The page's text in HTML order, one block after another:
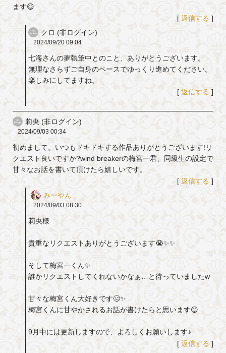
ます😋
[ 返信する ]
クロ (非ログイン)
2024/09/20 09:04
七海さんの夢執筆中とのこと、ありがとうございます。
無理なさらずご自身のペースでゆっくり進めてください。
楽しみにしてますね。
[ 返信する ]
莉央 (非ログイン)
2024/09/03 00:34
初めまして。いつもドキドキする作品ありがとうございます!リ
クエスト良いですか?wind breakerの梅宮一君、同級生の設定で
甘々なお話を書いて頂けたら嬉しいです。
[ 返信する ]
みーやん
2024/09/03 08:30
莉央様
貴重なリクエストありがとうございます😭✨✨
そして梅宮一くん✨
誰かリクエストしてくれないかなぁ…と待っていましたw
甘々な梅宮くん大好きです🥴✨
梅宮くんに甘やかされるお話が書けたらと思います😊
9月中には更新しますので、よろしくお願いします♪
[ 返信する ]